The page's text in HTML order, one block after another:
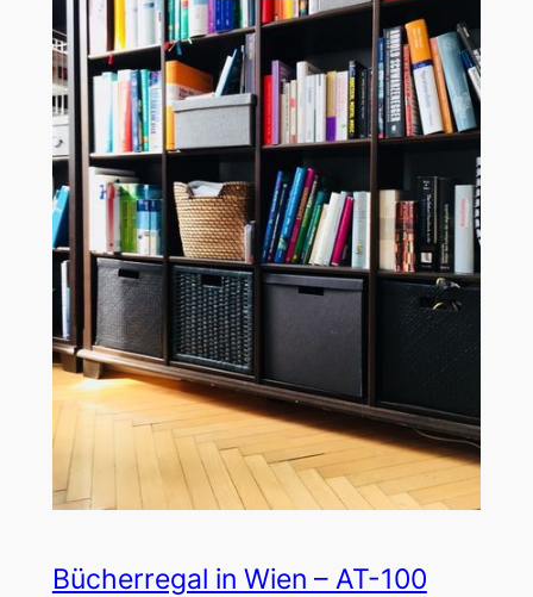
Bücherregal in Wien – AT-100